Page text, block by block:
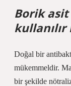
Borik
kullanılır
Doğal bir
mükemmeldir.
bir şekilde